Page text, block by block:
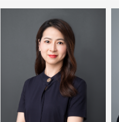
丰富的实务经验。承办案件类型主要
包括:诈骗罪、掩饰隐瞒犯罪所得罪、
帮助信息网络犯罪活动罪、盗窃罪、
职务侵占罪、销售假冒注册商标的商
品罪、传播淫秽物品牟利罪、伪造、
变造、买卖国家机关公文、证件、印
章罪等常见刑事犯罪领域。
张晨律师承办的多起境外电信诈
骗罪案件中为当事人分别取得缓刑判
决及取保候审决定;承办的职务侵占罪